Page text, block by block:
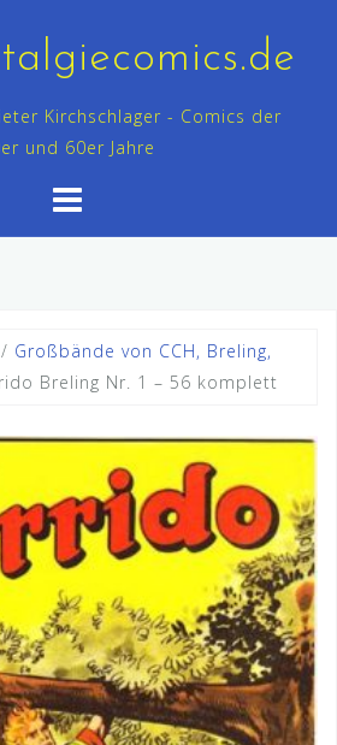
Kirchschlager - Comics der
und 60er Jahre
/ Großbände von CCH, Breling,
Breling Nr. 1 – 56 komplett